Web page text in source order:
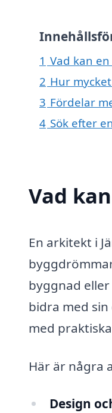
1 Vad kan
2 Hur
3 Fördelar
4 Sök efter
Vad
En arkitekt i
byggnad
bidra med
med
Här är några
Design